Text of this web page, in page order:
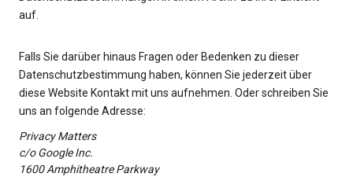
auf.
Falls Sie darüber hinaus Fragen oder Bedenken zu dieser
Datenschutzbestimmung haben, können Sie jederzeit über
diese Website Kontakt mit uns aufnehmen. Oder schreiben Sie
uns an folgende Adresse:
Privacy Matters
c/o Google Inc.
1600 Amphitheatre Parkway